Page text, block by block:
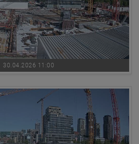
30.04.2026 11:00